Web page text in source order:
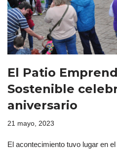
El Patio
Sostenible
aniversario
21 mayo, 2023
El acontecimiento tuvo lugar en